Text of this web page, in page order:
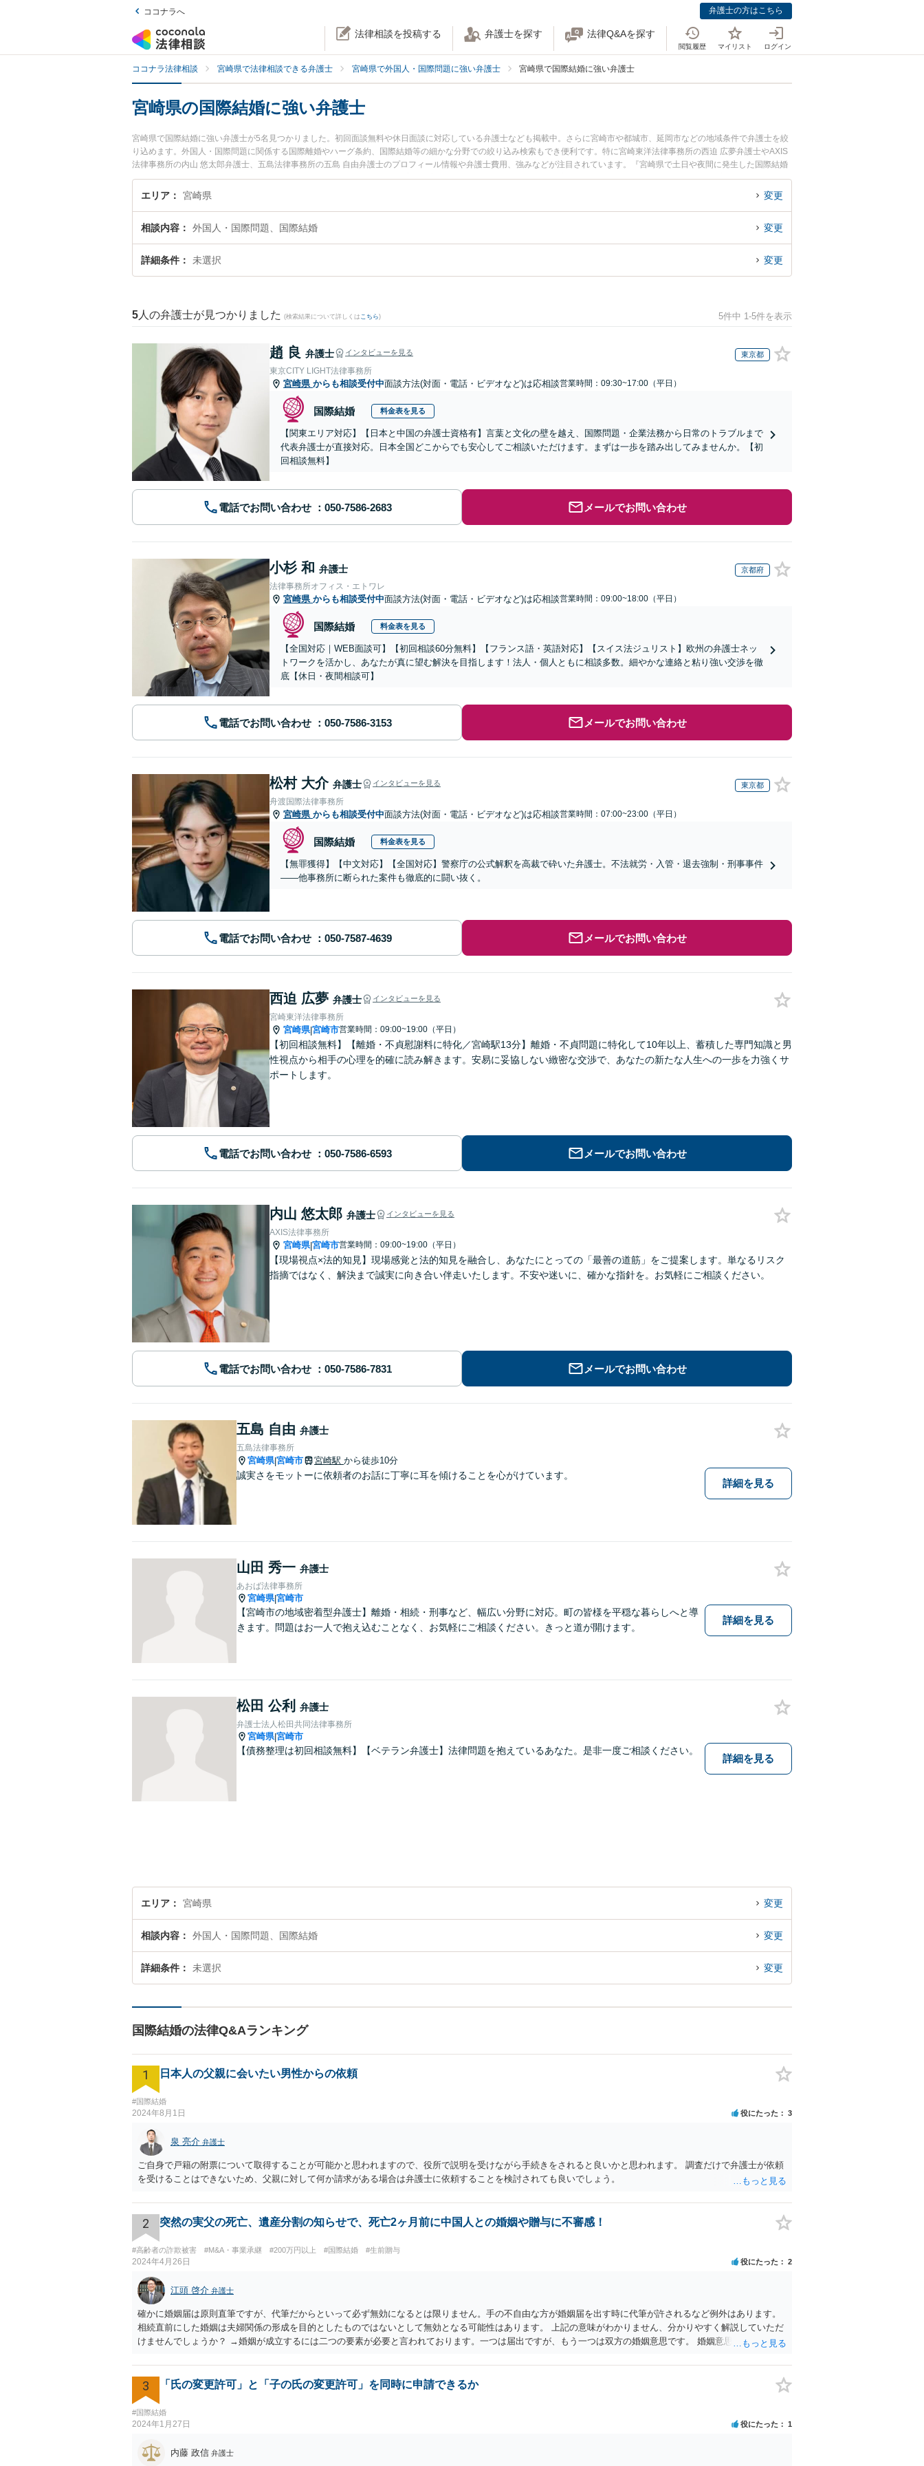
ココナラへ 弁護士の方はこちら
法律相談を投稿する 弁護士を探す 法律Q&Aを探す
閲覧履歴 マイリスト ログイン
ココナラ法律相談 宮崎県で法律相談できる弁護士 宮崎県で外国人・国際問題に強い弁護士 宮崎県で国際結婚に強い弁護士
宮崎県の国際結婚に強い弁護士
宮崎県で国際結婚に強い弁護士が5名見つかりました。初回面談無料や休日面談に対応している弁護士なども掲載中。さらに宮崎市や都城市、延岡市などの地域条件で弁護士を絞
り込めます。外国人・国際問題に関係する国際離婚やハーグ条約、国際結婚等の細かな分野での絞り込み検索もでき便利です。特に宮崎東洋法律事務所の西迫 広夢弁護士やAXIS
法律事務所の内山 悠太郎弁護士、五島法律事務所の五島 自由弁護士のプロフィール情報や弁護士費用、強みなどが注目されています。『宮崎県で土日や夜間に発生した国際結婚
のトラブルを今すぐに弁護士に相談したい』『国際結婚のトラブル解決の実績豊富な近くの弁護士を検索したい』『初回相談無料で国際結婚を法律相談できる宮崎県内の弁護士に
相談予約したい』などでお困りの相談者さんにおすすめです。
エリア 宮崎県 変更
相談内容 外国人・国際問題、国際結婚 変更
詳細条件 未選択 変更
5 人の弁護士が見つかりました (検索結果について詳しくは こちら) 5件中 1-5件を表示
趙 良 弁護士 インタビューを見る 東京都
東京CITY LIGHT法律事務所
宮崎県 からも相談受付中面談方法(対面・電話・ビデオなど)は応相談営業時間：09:30~17:00（平日）
国際結婚 料金表を見る
【関東エリア対応】【日本と中国の弁護士資格有】言葉と文化の壁を越え、国際問題・企業法務から日常のトラブルまで
代表弁護士が直接対応。日本全国どこからでも安心してご相談いただけます。まずは一歩を踏み出してみませんか。【初
回相談無料】
電話でお問い合わせ メールでお問い合わせ
小杉 和 弁護士 京都府
法律事務所オフィス・エトワレ
宮崎県 からも相談受付中面談方法(対面・電話・ビデオなど)は応相談営業時間：09:00~18:00（平日）
国際結婚 料金表を見る
【全国対応｜WEB面談可】【初回相談60分無料】【フランス語・英語対応】【スイス法ジュリスト】欧州の弁護士ネッ
トワークを活かし、あなたが真に望む解決を目指します！法人・個人ともに相談多数。細やかな連絡と粘り強い交渉を徹
底【休日・夜間相談可】
電話でお問い合わせ メールでお問い合わせ
松村 大介 弁護士 インタビューを見る 東京都
舟渡国際法律事務所
宮崎県 からも相談受付中面談方法(対面・電話・ビデオなど)は応相談営業時間：07:00~23:00（平日）
国際結婚 料金表を見る
【無罪獲得】【中文対応】【全国対応】警察庁の公式解釈を高裁で砕いた弁護士。不法就労・入管・退去強制・刑事事件
——他事務所に断られた案件も徹底的に闘い抜く。
電話でお問い合わせ メールでお問い合わせ
西迫 広夢 弁護士 インタビューを見る
宮崎東洋法律事務所
宮崎県|宮崎市営業時間：09:00~19:00（平日）
【初回相談無料】【離婚・不貞慰謝料に特化／宮崎駅13分】離婚・不貞問題に特化して10年以上、蓄積した専門知識と男
性視点から相手の心理を的確に読み解きます。安易に妥協しない緻密な交渉で、あなたの新たな人生への一歩を力強くサ
ポートします。
電話でお問い合わせ メールでお問い合わせ
内山 悠太郎 弁護士 インタビューを見る
AXIS法律事務所
宮崎県|宮崎市営業時間：09:00~19:00（平日）
【現場視点×法的知見】現場感覚と法的知見を融合し、あなたにとっての「最善の道筋」をご提案します。単なるリスク
指摘ではなく、解決まで誠実に向き合い伴走いたします。不安や迷いに、確かな指針を。お気軽にご相談ください。
電話でお問い合わせ メールでお問い合わせ
五島 自由 弁護士
五島法律事務所
宮崎県|宮崎市 宮崎駅 から徒歩10分
誠実さをモットーに依頼者のお話に丁寧に耳を傾けることを心がけています。
詳細を見る
山田 秀一 弁護士
あおば法律事務所
宮崎県|宮崎市
【宮崎市の地域密着型弁護士】離婚・相続・刑事など、幅広い分野に対応。町の皆様を平穏な暮らしへと導
きます。問題はお一人で抱え込むことなく、お気軽にご相談ください。きっと道が開けます。
詳細を見る
松田 公利 弁護士
弁護士法人松田共同法律事務所
宮崎県|宮崎市
【債務整理は初回相談無料】【ベテラン弁護士】法律問題を抱えているあなた。是非一度ご相談ください。
詳細を見る
エリア 宮崎県 変更
相談内容 外国人・国際問題、国際結婚 変更
詳細条件 未選択 変更
国際結婚の法律Q&Aランキング
1 日本人の父親に会いたい男性からの依頼
#国際結婚
2024年8月1日 役にたった 3
泉 亮介 弁護士
ご自身で戸籍の附票について取得することが可能かと思われますので、役所で説明を受けながら手続きをされると良いかと思われます。 調査だけで弁護士が依頼
を受けることはできないため、父親に対して何か請求がある場合は弁護士に依頼することを検討されても良いでしょう。
2 突然の実父の死亡、遺産分割の知らせで、死亡2ヶ月前に中国人との婚姻や贈与に不審感！
#高齢者の詐欺被害 #M&A・事業承継 #200万円以上 #国際結婚 #生前贈与
2024年4月26日 役にたった 2
江頭 啓介 弁護士
確かに婚姻届は原則直筆ですが、代筆だからといって必ず無効になるとは限りません。手の不自由な方が婚姻届を出す時に代筆が許されるなど例外はあります。
相続直前にした婚姻は夫婦関係の形成を目的としたものではないとして無効となる可能性はあります。 上記の意味がわかりません、分かりやすく解説していただ
けませんでしょうか？ →婚姻が成立するには二つの要素が必要と言われております。一つは届出ですが、もう一つは双方の婚姻意思です。 婚姻意思は、夫婦とし
いうよりは、一方が死亡した際に生じる相続のために配偶者という立場を得ることが主な目的となります。 したがって、形式的に届出がなされたとしても、双方
は夫婦生活を営む意思がないので、婚姻意思はありません。 よって、婚姻は婚姻意思の欠如により、無効となります。
3 「氏の変更許可」と「子の氏の変更許可」を同時に申請できるか
#国際結婚
2024年1月27日 役にたった 1
内藤 政信 弁護士